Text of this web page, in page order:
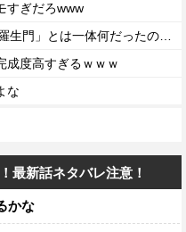
すぎだろwww
成度高すぎるｗｗｗ
な
最新話ネタバレ注意！
かな